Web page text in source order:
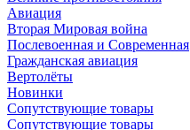
Авиация
Вторая Мировая война
Послевоенная и Современная
Гражданская авиация
Вертолёты
Новинки
Сопутствующие товары
Сопутствующие товары